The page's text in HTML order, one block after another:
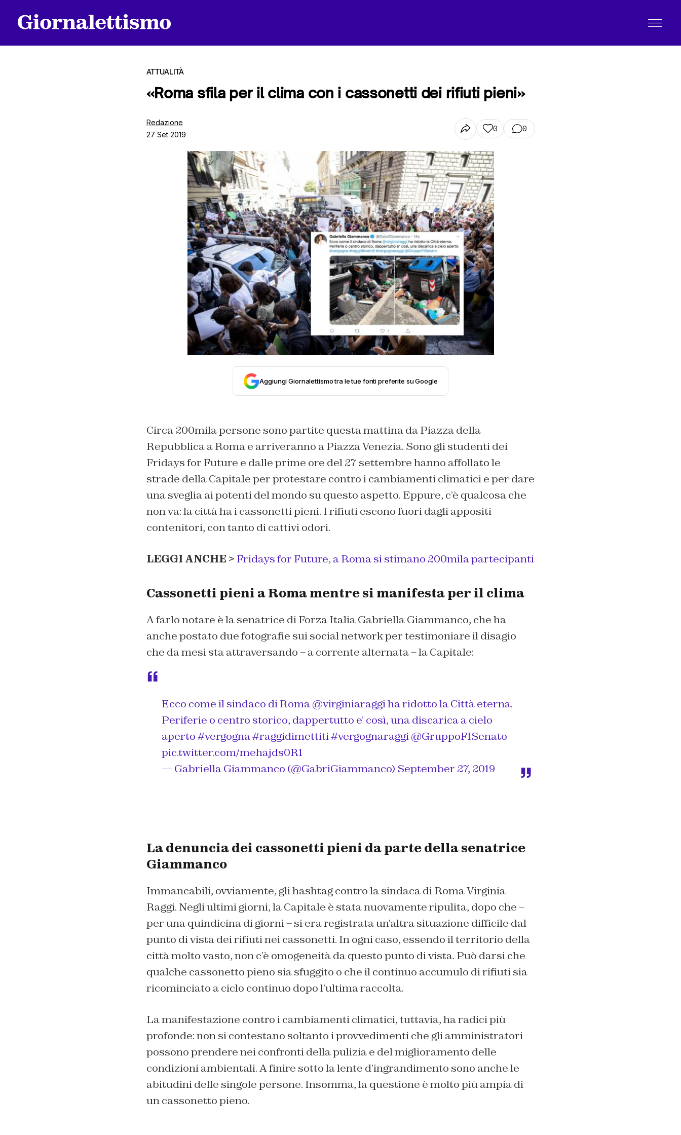
ATTUALITÀ
«Roma sfila per il clima con i cassonetti dei rifiuti pieni»
Redazione
27 Set 2019
0 0
Aggiungi Giornalettismo tra le tue fonti preferite su Google
Circa 200mila persone sono partite questa mattina da Piazza della
Repubblica a Roma e arriveranno a Piazza Venezia. Sono gli studenti dei
Fridays for Future e dalle prime ore del 27 settembre hanno affollato le
strade della Capitale per protestare contro i cambiamenti climatici e per dare
una sveglia ai potenti del mondo su questo aspetto. Eppure, c’è qualcosa che
non va: la città ha i cassonetti pieni. I rifiuti escono fuori dagli appositi
contenitori, con tanto di cattivi odori.
LEGGI ANCHE > Fridays for Future, a Roma si stimano 200mila partecipanti
Cassonetti pieni a Roma mentre si manifesta per il clima
A farlo notare è la senatrice di Forza Italia Gabriella Giammanco, che ha
anche postato due fotografie sui social network per testimoniare il disagio
che da mesi sta attraversando – a corrente alternata – la Capitale:
Ecco come il sindaco di Roma@virginiaraggiha ridotto la Città eterna.
Periferie o centro storico, dappertutto e’ così, una discarica a cielo
aperto#vergogna#raggidimettiti#vergognaraggi @GruppoFISenato
pic.twitter.com/mehajds0R1
— Gabriella Giammanco (@GabriGiammanco) September 27, 2019
La denuncia dei cassonetti pieni da parte della senatrice
Giammanco
Immancabili, ovviamente, gli hashtag contro la sindaca di Roma Virginia
Raggi. Negli ultimi giorni, la Capitale è stata nuovamente ripulita, dopo che –
per una quindicina di giorni – si era registrata un’altra situazione difficile dal
punto di vista dei rifiuti nei cassonetti. In ogni caso, essendo il territorio della
città molto vasto, non c’è omogeneità da questo punto di vista. Può darsi che
qualche cassonetto pieno sia sfuggito o che il continuo accumulo di rifiuti sia
ricominciato a ciclo continuo dopo l’ultima raccolta.
La manifestazione contro i cambiamenti climatici, tuttavia, ha radici più
profonde: non si contestano soltanto i provvedimenti che gli amministratori
possono prendere nei confronti della pulizia e del miglioramento delle
condizioni ambientali. A finire sotto la lente d’ingrandimento sono anche le
abitudini delle singole persone. Insomma, la questione è molto più ampia di
un cassonetto pieno.